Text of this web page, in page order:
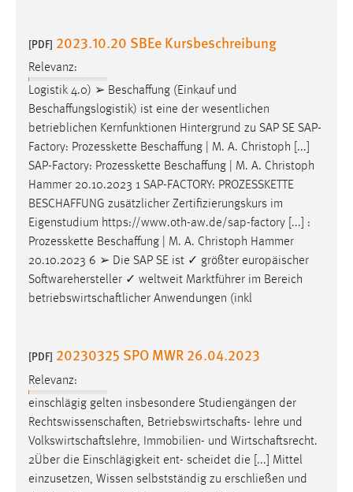
[PDF] 2023.10.20 SBEe Kursbeschreibung
Relevanz:
Logistik 4.0) ➢ Beschaffung (Einkauf und
Beschaffungslogistik) ist eine der wesentlichen
betrieblichen Kernfunktionen Hintergrund zu SAP SE SAP-
Factory: Prozesskette Beschaffung | M. A. Christoph [...]
SAP-Factory: Prozesskette Beschaffung | M. A. Christoph
Hammer 20.10.2023 1 SAP-FACTORY: PROZESSKETTE
BESCHAFFUNG zusätzlicher Zertifizierungskurs im
Eigenstudium https://www.oth-aw.de/sap-factory [...] :
Prozesskette Beschaffung | M. A. Christoph Hammer
20.10.2023 6 ➢ Die SAP SE ist ✓ größter europäischer
Softwarehersteller ✓ weltweit Marktführer im Bereich
betriebswirtschaftlicher Anwendungen (inkl
[PDF] 20230325 SPO MWR 26.04.2023
Relevanz:
einschlägig gelten insbesondere Studiengängen der
Rechtswissenschaften, Betriebswirtschafts- lehre und
Volkswirtschaftslehre, Immobilien- und Wirtschaftsrecht.
2Über die Einschlägigkeit ent- scheidet die [...] Mittel
einzusetzen, Wissen selbstständig zu erschließen und